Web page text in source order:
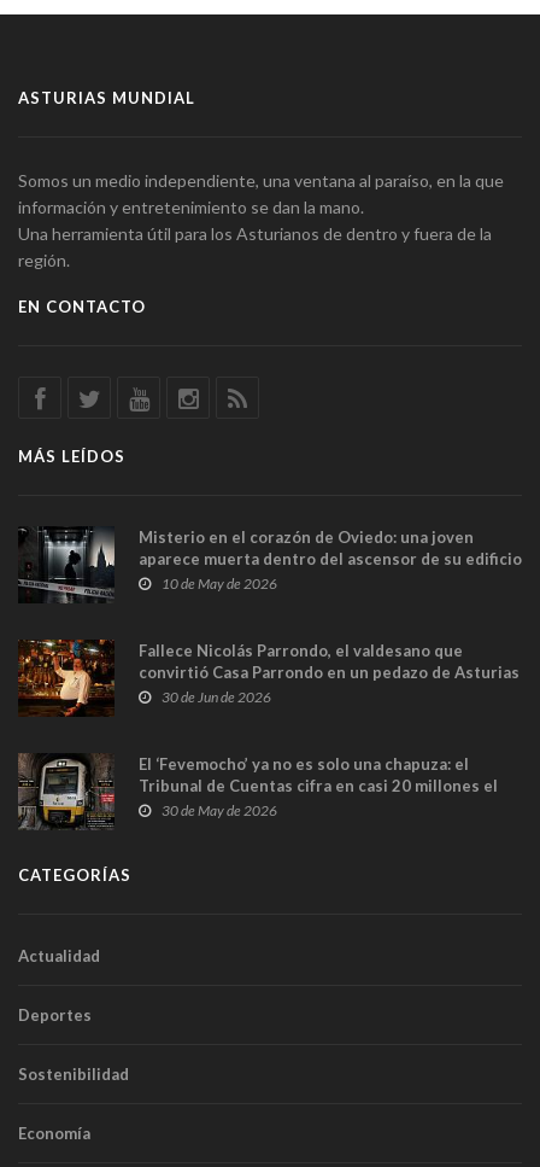
ASTURIAS MUNDIAL
Somos un medio independiente, una ventana al paraíso, en la que
información y entretenimiento se dan la mano.
Una herramienta útil para los Asturianos de dentro y fuera de la
región.
EN CONTACTO
MÁS LEÍDOS
Misterio en el corazón de Oviedo: una joven
aparece muerta dentro del ascensor de su edificio
y las cámaras captan sus últimos minutos
10 de May de 2026
Fallece Nicolás Parrondo, el valdesano que
convirtió Casa Parrondo en un pedazo de Asturias
en Madrid
30 de Jun de 2026
El ‘Fevemocho’ ya no es solo una chapuza: el
Tribunal de Cuentas cifra en casi 20 millones el
sobrecoste de los trenes que no cabían por los
30 de May de 2026
CATEGORÍAS
Actualidad
Deportes
Sostenibilidad
Economía